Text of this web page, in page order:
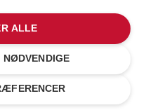
over 745 kroner.
NØDVENDIGE
ALLE